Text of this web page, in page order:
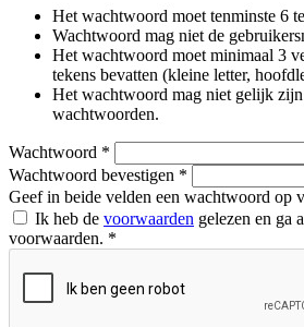
Het wachtwoord moet tenminste 6
Wachtwoord mag niet de
Het wachtwoord moet minimaal 3
tekens bevatten (kleine letter,
Het wachtwoord mag niet gelijk zijn
wachtwoorden.
Wachtwoord *
Wachtwoord bevestigen *
Geef in beide velden een wachtwoord op
Ik heb de voorwaarden gelezen en ga
voorwaarden. *